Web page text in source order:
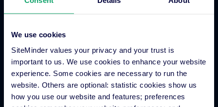
We use cookies
SiteMinder values your privacy and your trust is
important to us. We use cookies to enhance your website
experience. Some cookies are necessary to run the
website. Others are optional: statistic cookies show us
how you use our website and features; preferences
Hotel Channel Manager
Gäste-Engagement
Buchungssystem für Hotels
Hotel Webseitengestalter
Zahlungsverarbeitung für Hotels